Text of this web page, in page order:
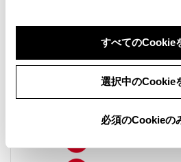
すべてのCookie
選択中のCookie
必須のCookieの